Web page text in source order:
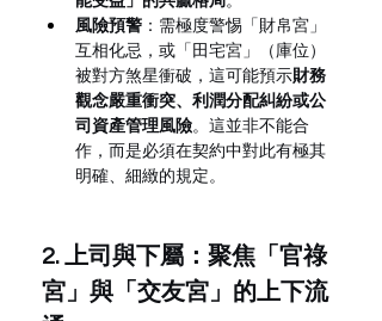
風險預警 ：需極度警惕「財帛宮」
互相化忌，或「田宅宮」（庫位）
被對方煞星衝破，這可能預示財務
觀念嚴重衝突、利潤分配糾紛或公
司資產管理風險。這並非不能合
作，而是必須在契約中對此有極其
明確、細緻的規定。
2. 上司與下屬：聚焦「官祿
宮」與「交友宮」的上下流